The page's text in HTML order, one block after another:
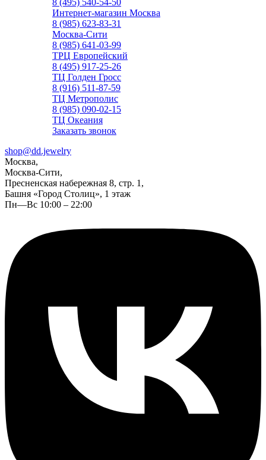
8 (495) 540-54-50
Интернет-магазин Москва
8 (985) 623-83-31
Москва-Сити
8 (985) 641-03-99
ТРЦ Европейский
8 (495) 917-25-26
ТЦ Голден Гросс
8 (916) 511-87-59
ТЦ Метрополис
8 (985) 090-02-15
ТЦ Океания
Заказать звонок
shop@dd.jewelry
Москва,
Москва-Сити,
Пресненская набережная 8, стр. 1,
Башня «Город Столиц», 1 этаж
Пн—Вс 10:00 – 22:00